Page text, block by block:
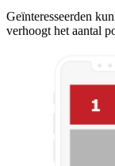
Geïnteresseerden
verhoogt het aantal